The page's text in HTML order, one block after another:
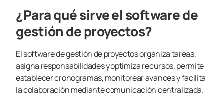
¿Para qué sirve el software de
gestión de proyectos?
El software de gestión de proyectos organiza tareas,
asigna responsabilidades y optimiza recursos, permite
establecer cronogramas, monitorear avances y facilita
la colaboración mediante comunicación centralizada.